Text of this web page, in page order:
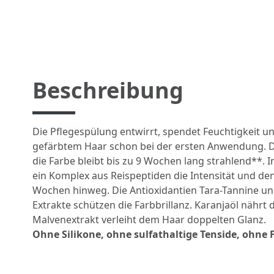
Beschreibung
Die Pflegespülung entwirrt, spendet Feuchtigkeit
gefärbtem Haar schon bei der ersten Anwendung.
die Farbe bleibt bis zu 9 Wochen lang strahlend**.
ein Komplex aus Reispeptiden die Intensität und
Wochen hinweg. Die Antioxidantien Tara-Tannine
Extrakte schützen die Farbbrillanz. Karanjaöl nährt
Malvenextrakt verleiht dem Haar doppelten Glanz.
Ohne Silikone, ohne sulfathaltige Tenside, ohne